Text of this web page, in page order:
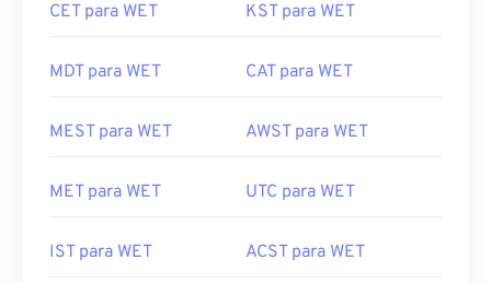
CET para WET KST para WET
MDT para WET CAT para WET
MEST para WET AWST para WET
MET para WET UTC para WET
IST para WET ACST para WET